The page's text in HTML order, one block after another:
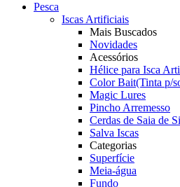
Pesca
Iscas Artificiais
Mais Buscados
Novidades
Acessórios
Hélice para Isca
Color Bait(Tinta p/
Magic Lures
Pincho Arremesso
Cerdas de Saia de
Salva Iscas
Categorias
Superfície
Meia-água
Fundo